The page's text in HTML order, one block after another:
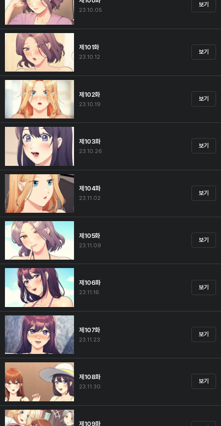
23.10.05
보기
제101화
23.10.12
보기
제102화
23.10.19
보기
제103화
23.10.26
보기
제104화
23.11.02
보기
제105화
23.11.09
보기
제106화
23.11.16
보기
제107화
23.11.23
보기
제108화
23.11.30
보기
제109화